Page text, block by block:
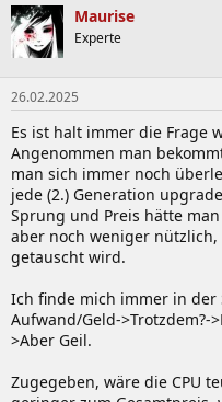
k
t
i
o
n
e
n
:
Maurise
Experte
26.02.2025
Es ist halt immer die Frage
Angenommen man
man sich immer noch
jede (2.) Generation
Sprung und Preis hätte
aber noch weniger
getauscht wird.
Ich finde mich immer in der
Aufwand/Geld->Trotzdem?-
>Aber Geil.
Zugegeben, wäre die CPU